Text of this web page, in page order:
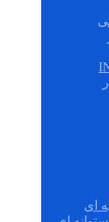
ای